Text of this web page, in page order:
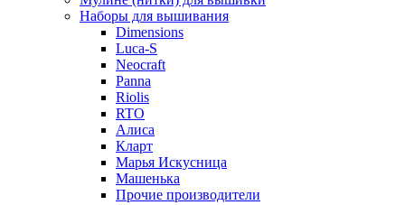
Наборы для вышивания
Dimensions
Luca-S
Neocraft
Panna
Riolis
RTO
Алиса
Кларт
Марья Искусница
Машенька
Прочие производители